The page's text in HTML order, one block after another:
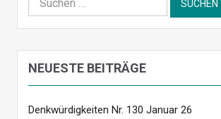
nach:
NEUESTE BEITRÄGE
Denkwürdigkeiten Nr. 130 Januar 26